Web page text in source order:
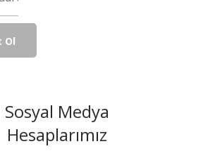
Sosyal Medya
Hesaplarımız